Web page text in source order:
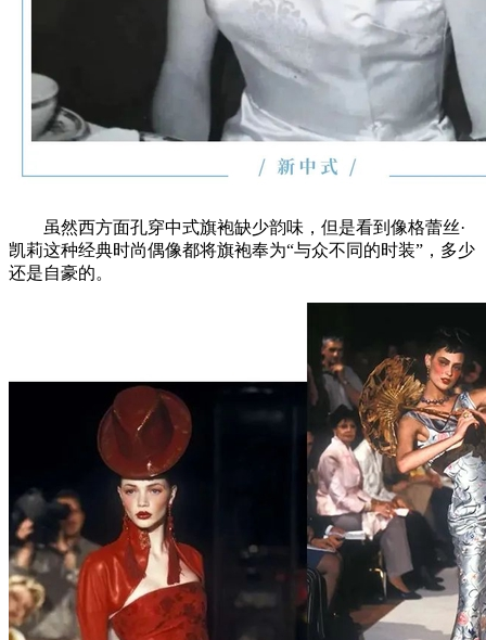
虽然西方面孔穿中式旗袍缺少韵味，但是看到像格蕾丝·
凯莉这种经典时尚偶像都将旗袍奉为“与众不同的时装”，多少
还是自豪的。